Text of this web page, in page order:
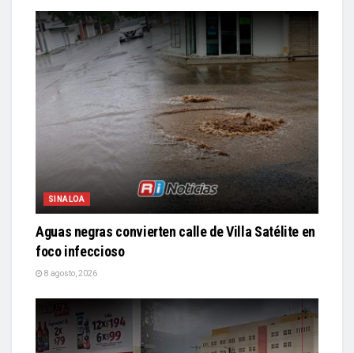
SINALOA
Aguas negras convierten calle de Villa Satélite en
foco infeccioso
8 agosto, 2026